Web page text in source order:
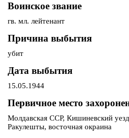
Воинское звание
гв. мл. лейтенант
Причина выбытия
убит
Дата выбытия
15.05.1944
Первичное место
Молдавская ССР, Кишиневский
Ракулешты, восточная окраина